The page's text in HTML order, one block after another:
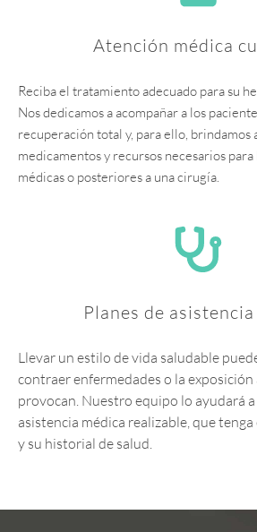
Atención médica
Reciba el tratamiento adecuado para su
Nos dedicamos a acompañar a los
recuperación total y, para ello, brindamos
medicamentos y recursos necesarios
médicas o posteriores a una cirugía.
Planes de
Llevar un estilo de vida saludable
contraer enfermedades o la exposición
provocan. Nuestro equipo lo ayudará
asistencia médica realizable, que
y su historial de salud.